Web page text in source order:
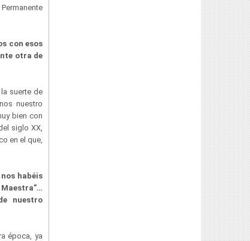
con esos
otra de
suerte de
nuestro
bien con
siglo XX,
en el que,
habéis
nuestro
época, ya